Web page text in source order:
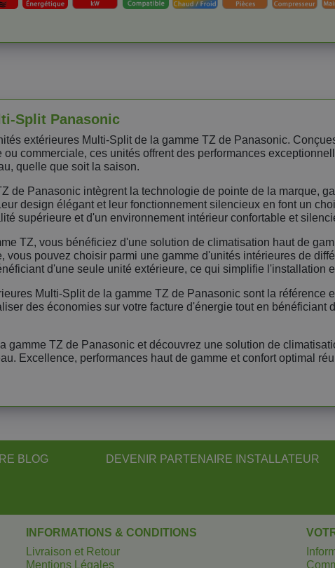
Split Panasonic
extérieures Multi-Split de la gamme TZ de Panasonic.
commerciale, ces unités offrent des performances
quelle que soit la saison.
de Panasonic intègrent la technologie de pointe de la marque,
design élégant et leur fonctionnement silencieux en font un
supérieure et d'un environnement intérieur confortable et
TZ, vous bénéficiez d'une solution de climatisation haut de
vous pouvez choisir parmi une gamme d'unités intérieures de
d'une seule unité extérieure, ce qui simplifie l'installation
Multi-Split de la gamme TZ de Panasonic sont la référence
des économies sur votre facture d'énergie tout en bénéficiant
gamme TZ de Panasonic et découvrez une solution de
Excellence, performances haut de gamme et confort optimal
BLOG DEVENIR PARTENAIRE INSTALLATEUR
INFORMATIONS & CONDITIONS
Livraison et Retour
Mentions Légales